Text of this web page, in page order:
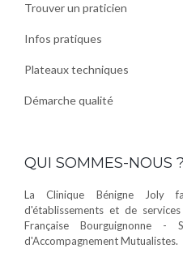
Trouver un praticien
Infos pratiques
Plateaux techniques
Démarche qualité
QUI SOMMES-NOUS ?
La Clinique Bénigne Joly
d'établissements et de
Française Bourguignonne -
d'Accompagnement Mutualistes.